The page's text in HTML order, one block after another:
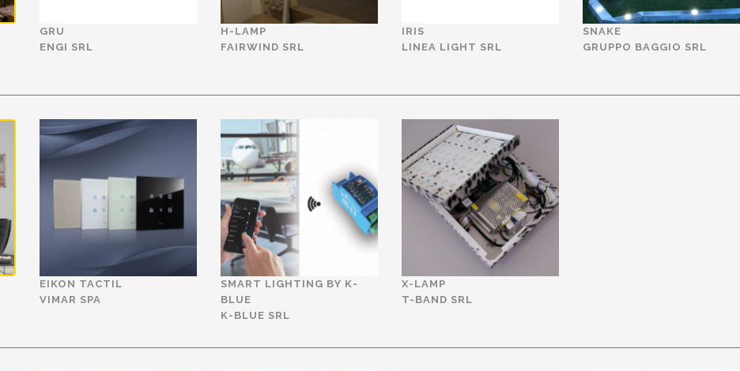
GRU
ENGI SRL
H-LAMP
FAIRWIND SRL
IRIS
LINEA LIGHT SRL
SNAKE
GRUPPO BAGGIO SRL
EIKON TACTIL
VIMAR SPA
SMART LIGHTING BY K-
BLUE
K-BLUE SRL
X-LAMP
T-BAND SRL